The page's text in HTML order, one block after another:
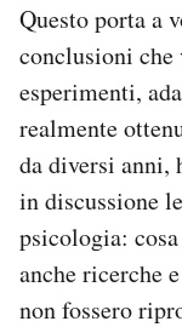
Questo porta a
conclusioni
esperimenti,
realmente
da diversi anni,
in discussione
psicologia:
anche ricerche
non fossero